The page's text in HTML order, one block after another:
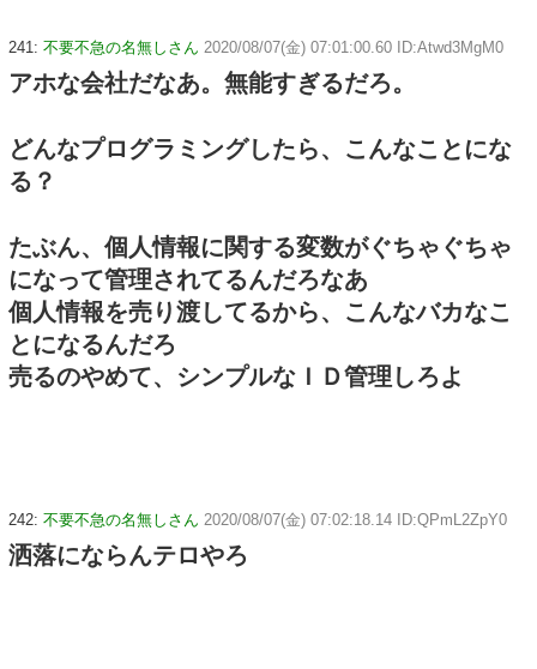
241: 不要不急の名無しさん 2020/08/07(金) 07:01:00.60 ID:Atwd3MgM0
アホな会社だなあ。無能すぎるだろ。
どんなプログラミングしたら、こんなことにな
る？
たぶん、個人情報に関する変数がぐちゃぐちゃ
になって管理されてるんだろなあ
個人情報を売り渡してるから、こんなバカなこ
とになるんだろ
売るのやめて、シンプルなＩＤ管理しろよ
242: 不要不急の名無しさん 2020/08/07(金) 07:02:18.14 ID:QPmL2ZpY0
洒落にならんテロやろ